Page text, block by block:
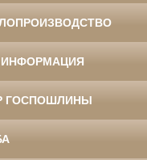
ГОСПОШЛИНЫ